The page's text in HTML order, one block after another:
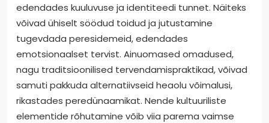
edendades kuuluvuse ja identiteedi tunnet. Näiteks
võivad ühiselt söödud toidud ja jutustamine
tugevdada peresidemeid, edendades
emotsionaalset tervist. Ainuomased omadused,
nagu traditsioonilised tervendamispraktikad, võivad
samuti pakkuda alternatiivseid heaolu võimalusi,
rikastades peredünaamikat. Nende kultuuriliste
elementide rõhutamine võib viia parema vaimse